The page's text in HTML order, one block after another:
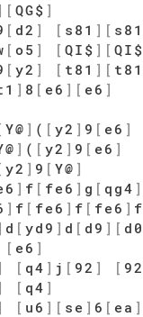
[ QG$ ]
[ d2 ] [ s81 ] [ s81
[ o5 ] [ QI$ ] [ QI$
[ y2 ] [ t81 ] [ t81
] 8 [ e6 ] [ e6 ]
Y@ ] ( [ y2 ] 9 [ e6 ]
] ( [ y2 ] 9 [ e6 ]
y2 ] 9 [ Y@ ]
] f [ fe6 ] g [ qg4 ]
] f [ fe6 ] f [ fe6 ] f
d [ yd9 ] d [ d9 ] [ d0
[ e6 ]
[ q4 ] j [ 92 ] [ 92
[ q4 ]
[ u6 ] [ se ] 6 [ ea ]